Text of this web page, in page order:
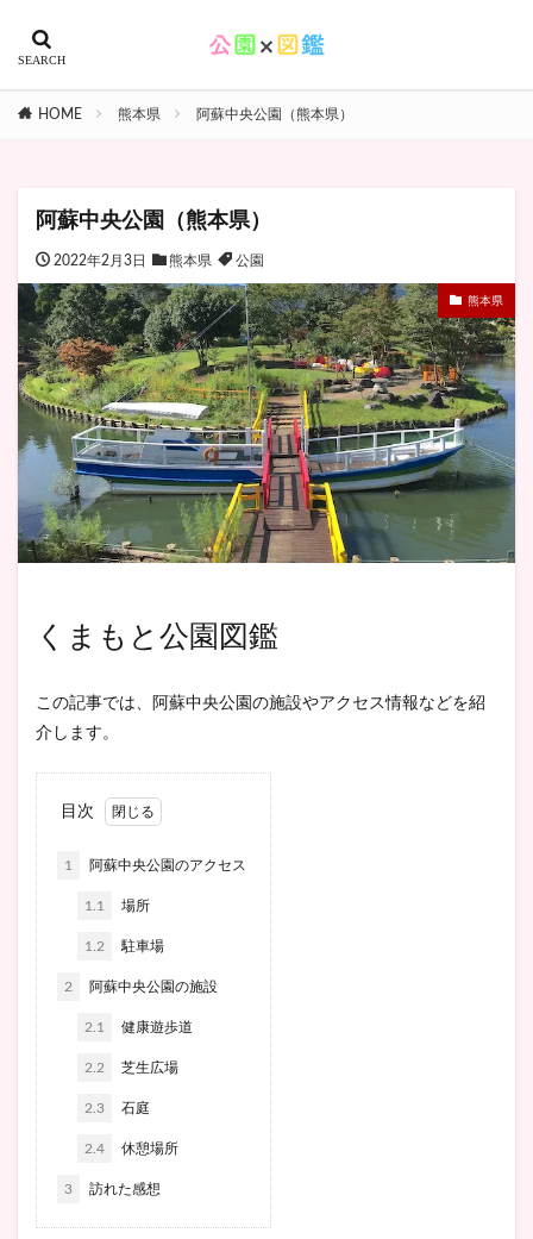
HOME 熊本県 阿蘇中央公園（熊本県）
阿蘇中央公園（熊本県）
2022年2月3日 熊本県 公園
熊本県
くまもと公園図鑑
この記事では、阿蘇中央公園の施設やアクセス情報などを紹
介します。
目次
1 阿蘇中央公園のアクセス
1.1 場所
1.2 駐車場
2 阿蘇中央公園の施設
2.1 健康遊歩道
2.2 芝生広場
2.3 石庭
2.4 休憩場所
3 訪れた感想